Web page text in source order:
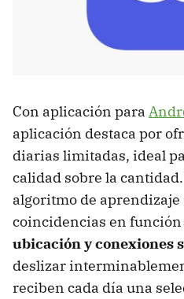
Con aplicación para
aplicación destaca por
diarias limitadas, ideal
calidad sobre la
algoritmo de
coincidencias en función
ubicación y conexiones
deslizar
reciben cada día una